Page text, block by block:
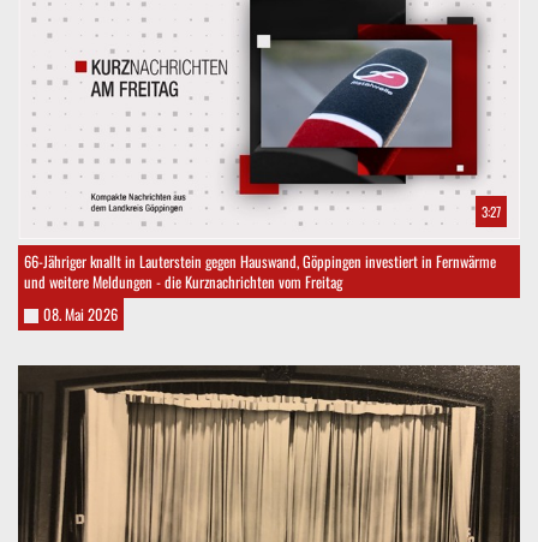
3:27
66-Jähriger knallt in Lauterstein gegen Hauswand, Göppingen investiert in Fernwärme
und weitere Meldungen - die Kurznachrichten vom Freitag
08. Mai 2026